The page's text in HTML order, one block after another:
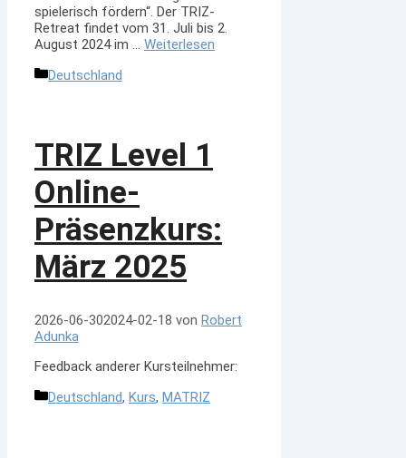
spielerisch fördern“. Der TRIZ-
Retreat findet vom 31. Juli bis 2.
August 2024 im … Weiterlesen
Kategorien
Deutschland
TRIZ Level 1
Online-
Präsenzkurs:
März 2025
2026-06-302024-02-18 von Robert
Adunka
Feedback anderer Kursteilnehmer:
Kategorien
Deutschland, Kurs, MATRIZ